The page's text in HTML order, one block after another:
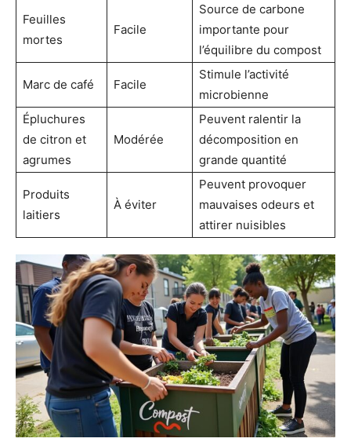
Feuilles
mortes
Facile
Source de carbone
importante pour
l’équilibre du compost
Marc de café Facile
Stimule l’activité
microbienne
Épluchures
de citron et
agrumes
Modérée
Peuvent ralentir la
décomposition en
grande quantité
Produits
laitiers
À éviter
Peuvent provoquer
mauvaises odeurs et
attirer nuisibles